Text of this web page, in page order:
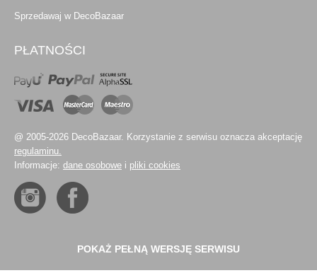
Sprzedawaj w DecoBazaar
PŁATNOŚCI
@ 2005-2026 DecoBazaar. Korzystanie z serwisu oznacza akceptację
regulaminu.
Informacje: dane osobowe i pliki cookies
POKAŻ PEŁNĄ WERSJĘ SERWISU